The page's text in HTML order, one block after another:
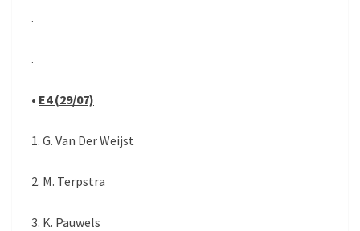
.
.
• E4 (29/07)
1. G. Van Der Weijst
2. M. Terpstra
3. K. Pauwels